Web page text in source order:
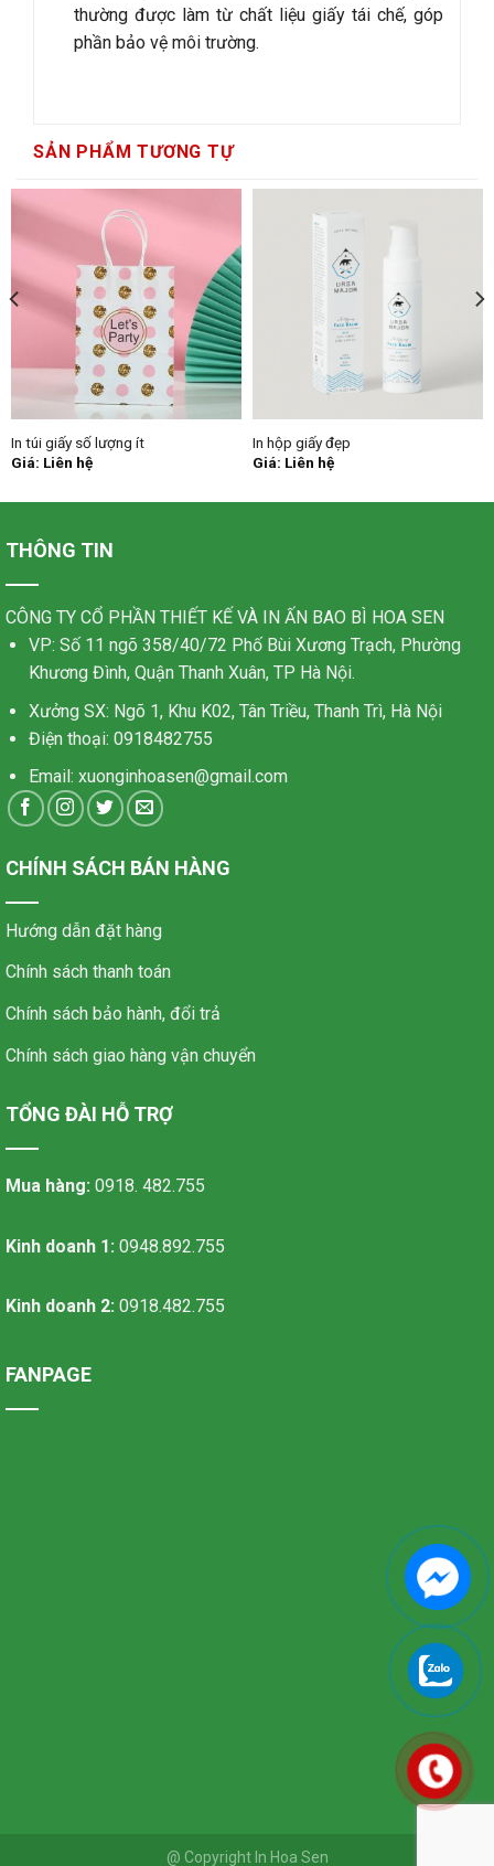
thường được làm từ chất liệu giấy tái chế, góp
phần bảo vệ môi trường.
SẢN PHẨM TƯƠNG TỰ
In túi giấy số lượng ít
Giá: Liên hệ
In hộp giấy đẹp
Giá: Liên hệ
THÔNG TIN
CÔNG TY CỔ PHẦN THIẾT KẾ VÀ IN ẤN BAO BÌ HOA SEN
VP: Số 11 ngõ 358/40/72 Phố Bùi Xương Trạch, Phường
Khương Đình, Quận Thanh Xuân, TP Hà Nội.
Xưởng SX: Ngõ 1, Khu K02, Tân Triều, Thanh Trì, Hà Nội
Điện thoại: 0918482755
Email: xuonginhoasen@gmail.com
CHÍNH SÁCH BÁN HÀNG
Hướng dẫn đặt hàng
Chính sách thanh toán
Chính sách bảo hành, đổi trả
Chính sách giao hàng vận chuyển
TỔNG ĐÀI HỖ TRỢ
Mua hàng: 0918. 482.755
Kinh doanh 1: 0948.892.755
Kinh doanh 2: 0918.482.755
FANPAGE
@ Copyright In Hoa Sen